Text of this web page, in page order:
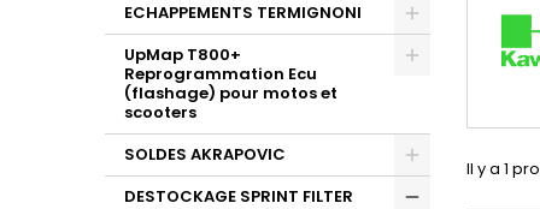
ECHAPPEMENTS TERMIGNONI
UpMap T800+
Reprogrammation Ecu
(flashage) pour motos et
scooters
SOLDES AKRAPOVIC
DESTOCKAGE SPRINT FILTER
Il y a 1